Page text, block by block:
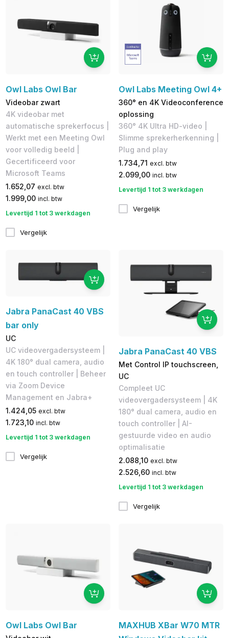
Owl Labs Owl Bar
Videobar zwart
4K videobar met
automatische sprekerfocus |
Werkt met een Meeting Owl
voor volledig beeld |
Gecertificeerd voor
Microsoft Teams
1.652,07 excl. btw
1.999,00 incl. btw
Levertijd 1 tot 3 werkdagen
Vergelijk
Owl Labs Meeting Owl 4+
360° en 4K Videoconference
oplossing
360° 4K Ultra HD-video |
Slimme sprekerherkenning |
Plug and play
1.734,71 excl. btw
2.099,00 incl. btw
Levertijd 1 tot 3 werkdagen
Vergelijk
Jabra PanaCast 40 VBS
bar only
UC
UC videovergadersysteem |
4K 180° dual camera, audio
en touch controller | Beheer
via Zoom Device
Management en Jabra+
1.424,05 excl. btw
1.723,10 incl. btw
Levertijd 1 tot 3 werkdagen
Vergelijk
Jabra PanaCast 40 VBS
Met Control IP touchscreen,
UC
Compleet UC
videovergadersysteem | 4K
180° dual camera, audio en
touch controller | AI-
gestuurde video en audio
optimalisatie
2.088,10 excl. btw
2.526,60 incl. btw
Levertijd 1 tot 3 werkdagen
Vergelijk
Owl Labs Owl Bar
MAXHUB XBar W70 MTR